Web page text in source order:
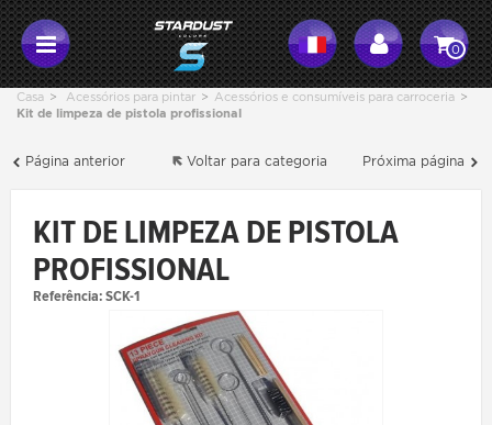
0
Casa > Acessórios para pintar > Acessórios e consumíveis para carroceria >
Kit de limpeza de pistola profissional
Página anterior Próxima página
Voltar para categoria
KIT DE LIMPEZA DE PISTOLA
PROFISSIONAL
Referência:SCK-1